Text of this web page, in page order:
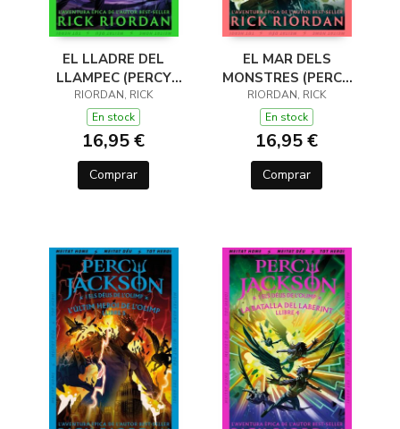
EL LLADRE DEL
LLAMPEC (PERCY
JACKSON I ELS DÉUS
DE L'OLIMP 1)
RIORDAN, RICK
En stock
16,95 €
Comprar
EL MAR DELS
MONSTRES (PERCY
JACKSON I ELS DÉUS
DE L'OLIMP 2)
RIORDAN, RICK
En stock
16,95 €
Comprar